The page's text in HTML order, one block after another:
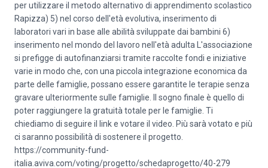
per utilizzare il metodo alternativo di apprendimento scolastico
Rapizza) 5) nel corso dell'età evolutiva, inserimento di
laboratori vari in base alle abilità sviluppate dai bambini 6)
inserimento nel mondo del lavoro nell'età adulta L'associazione
si prefigge di autofinanziarsi tramite raccolte fondi e iniziative
varie in modo che, con una piccola integrazione economica da
parte delle famiglie, possano essere garantite le terapie senza
gravare ulteriormente sulle famiglie. Il sogno finale è quello di
poter raggiungere la gratuità totale per le famiglie. Ti
chiediamo di seguire il link e votare il video. Più sarà votato e più
ci saranno possibilità di sostenere il progetto.
https://community-fund-
italia.aviva.com/voting/progetto/schedaprogetto/40-279